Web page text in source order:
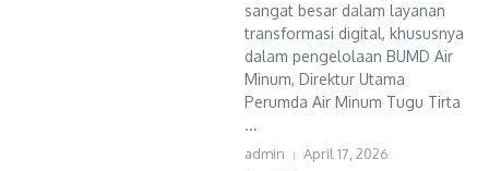
sangat besar dalam layanan
transformasi digital, khususnya
dalam pengelolaan BUMD Air
Minum, Direktur Utama
Perumda Air Minum Tugu Tirta
...
admin April 17, 2026